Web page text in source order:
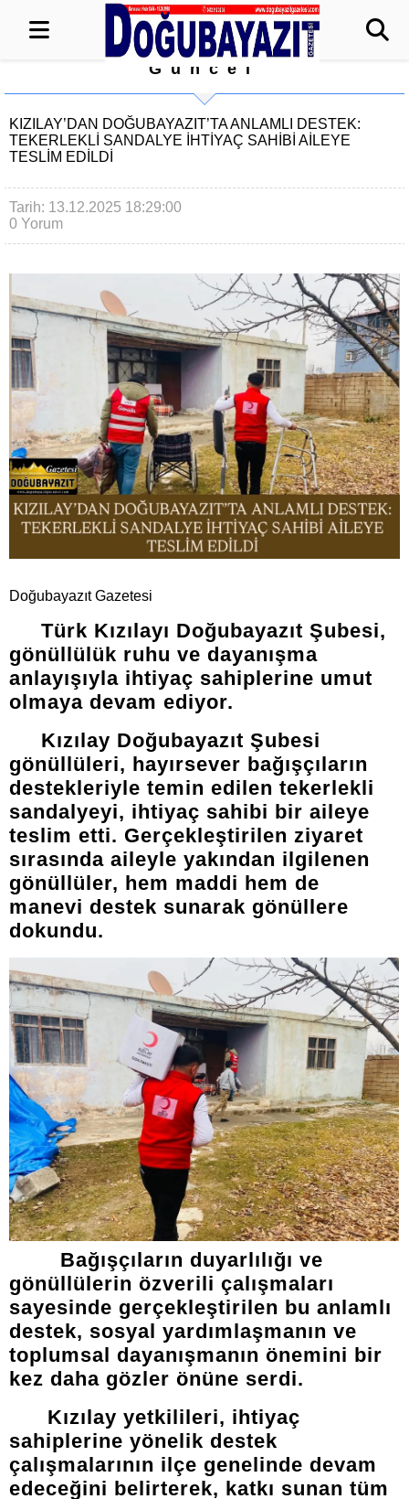
Güncel
KIZILAY’DAN DOĞUBAYAZIT’TA ANLAMLI DESTEK:
TEKERLEKLİ SANDALYE İHTİYAÇ SAHİBİ AİLEYE
TESLİM EDİLDİ
Tarih: 13.12.2025 18:29:00
0 Yorum
Doğubayazıt Gazetesi
Türk Kızılayı Doğubayazıt Şubesi,
gönüllülük ruhu ve dayanışma
anlayışıyla ihtiyaç sahiplerine umut
olmaya devam ediyor.
Kızılay Doğubayazıt Şubesi
gönüllüleri, hayırsever bağışçıların
destekleriyle temin edilen tekerlekli
sandalyeyi, ihtiyaç sahibi bir aileye
teslim etti. Gerçekleştirilen ziyaret
sırasında aileyle yakından ilgilenen
gönüllüler, hem maddi hem de
manevi destek sunarak gönüllere
dokundu.
Bağışçıların duyarlılığı ve
gönüllülerin özverili çalışmaları
sayesinde gerçekleştirilen bu anlamlı
destek, sosyal yardımlaşmanın ve
toplumsal dayanışmanın önemini bir
kez daha gözler önüne serdi.
Kızılay yetkilileri, ihtiyaç
sahiplerine yönelik destek
çalışmalarının ilçe genelinde devam
edeceğini belirterek, katkı sunan tüm